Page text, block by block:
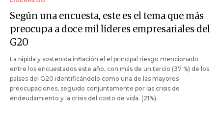
Según una encuesta, este es el tema que más
preocupa a doce mil líderes empresariales del
G20
La rápida y sostenida inflación el el principal riesgo mencionado
entre los encuestados este año, con más de un tercio (37 %) de los
países del G20 identificándolo como una de las mayores
preocupaciones, seguido conjuntamente por las crisis de
endeudamiento y la crisis del costo de vida. (21%).